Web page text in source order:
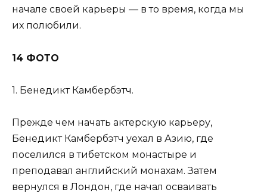
начале своей карьеры — в то время, когда мы
их полюбили.
14 ФОТО
1. Бенедикт Камбербэтч.
Прежде чем начать актерскую карьеру,
Бенедикт Камбербэтч уехал в Азию, где
поселился в тибетском монастыре и
преподавал английский монахам. Затем
вернулся в Лондон, где начал осваивать